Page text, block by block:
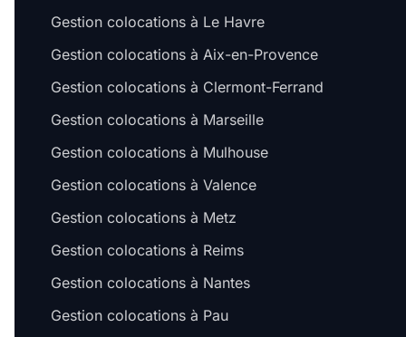
Gestion colocations à Le Havre
Gestion colocations à Aix-en-Provence
Gestion colocations à Clermont-Ferrand
Gestion colocations à Marseille
Gestion colocations à Mulhouse
Gestion colocations à Valence
Gestion colocations à Metz
Gestion colocations à Reims
Gestion colocations à Nantes
Gestion colocations à Pau